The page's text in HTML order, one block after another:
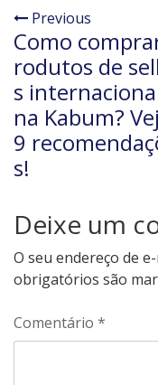
Previous
Como
rodutos de
s
na Kabum?
9
s!
Deixe um
O seu endereço de
obrigatórios são
Comentário *